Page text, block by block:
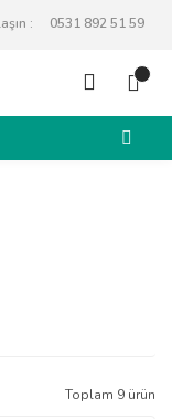
: 0531 892 51 59
Toplam 9 ürün